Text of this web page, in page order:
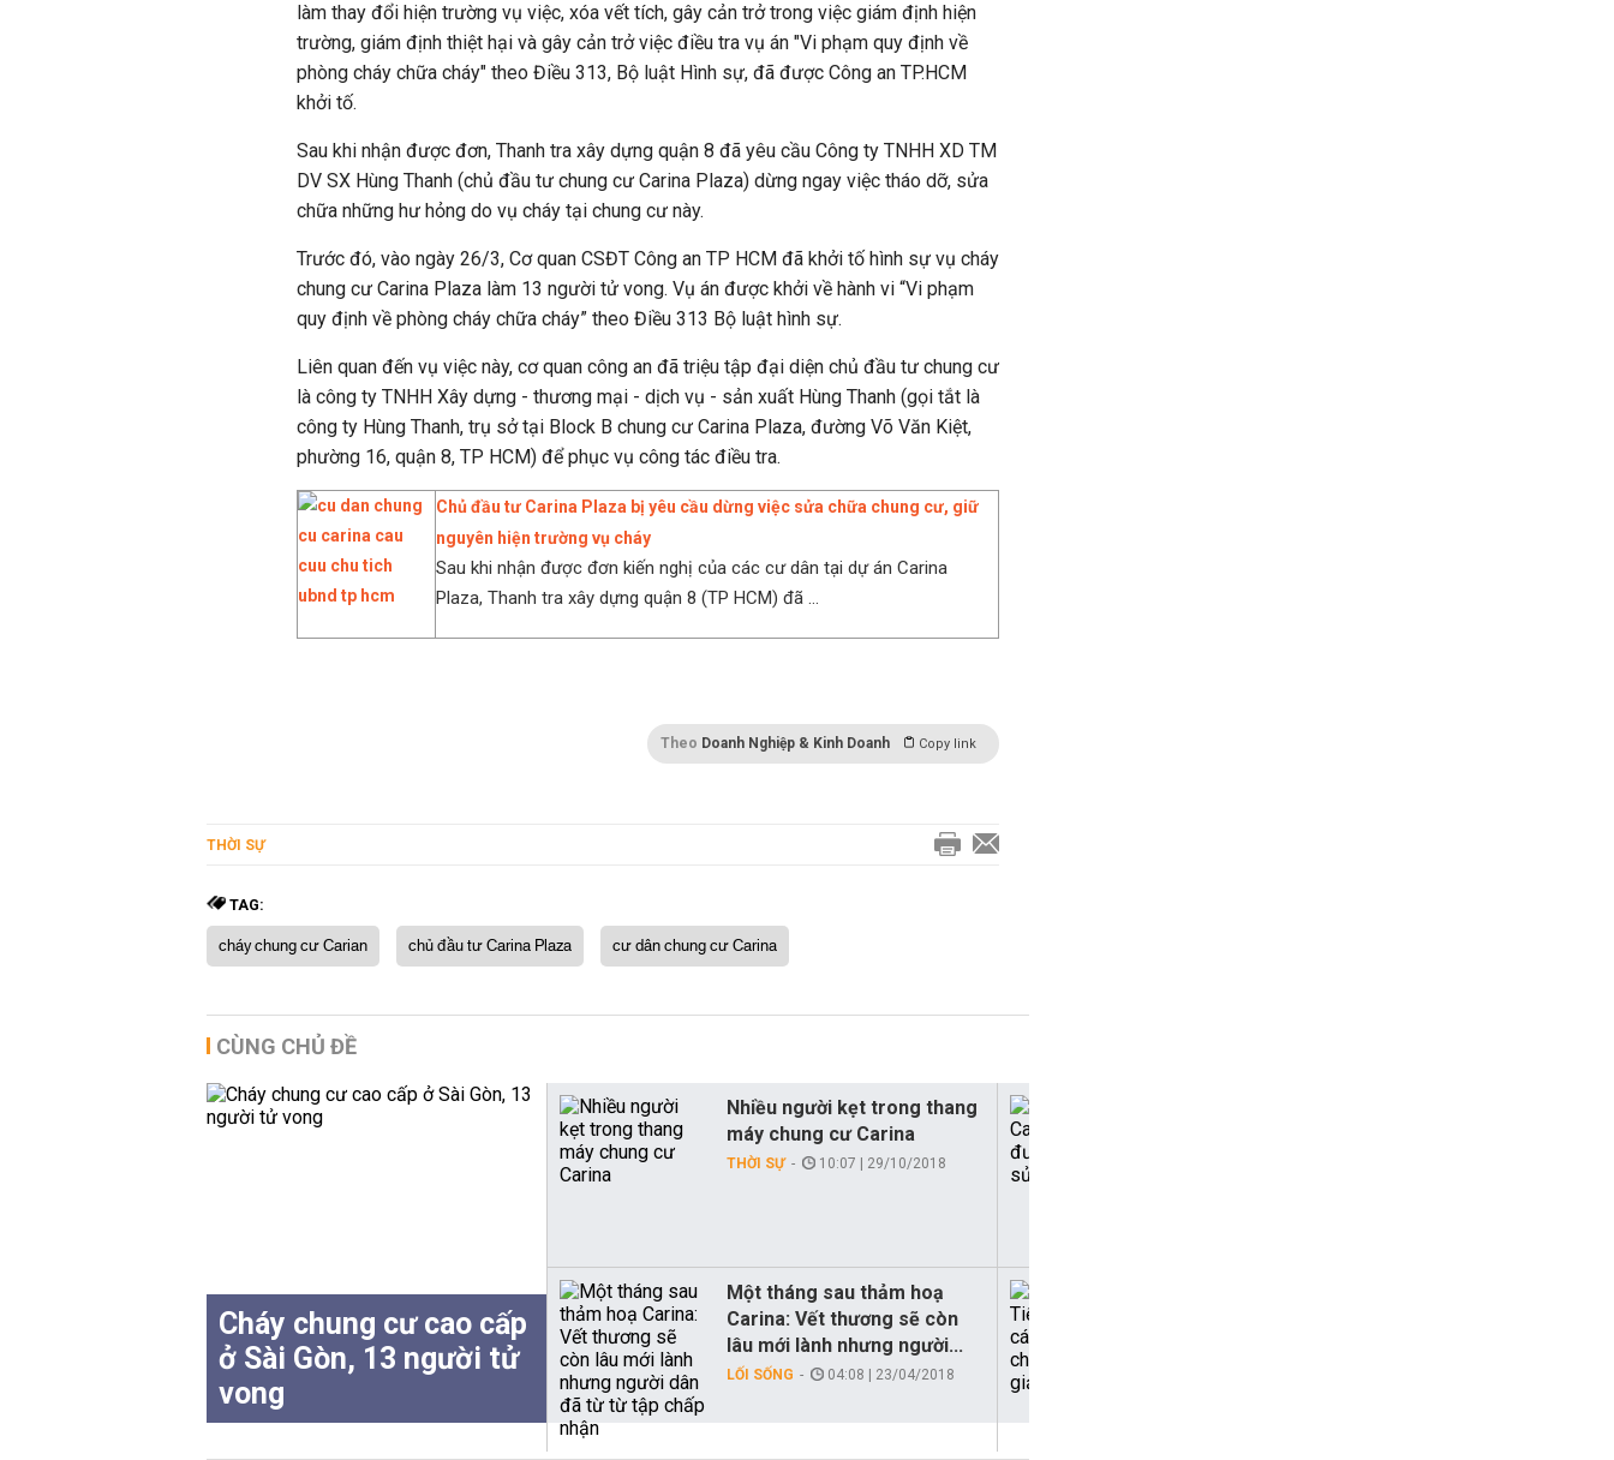
làm thay đổi hiện trường vụ việc, xóa vết tích, gây cản trở trong việc giám định hiện
trường, giám định thiệt hại và gây cản trở việc điều tra vụ án "Vi phạm quy định về
phòng cháy chữa cháy" theo Điều 313, Bộ luật Hình sự, đã được Công an TP.HCM
khởi tố.
Sau khi nhận được đơn, Thanh tra xây dựng quận 8 đã yêu cầu Công ty TNHH XD TM
DV SX Hùng Thanh (chủ đầu tư chung cư Carina Plaza) dừng ngay việc tháo dỡ, sửa
chữa những hư hỏng do vụ cháy tại chung cư này.
Trước đó, vào ngày 26/3, Cơ quan CSĐT Công an TP HCM đã khởi tố hình sự vụ cháy
chung cư Carina Plaza làm 13 người tử vong. Vụ án được khởi về hành vi “Vi phạm
quy định về phòng cháy chữa cháy” theo Điều 313 Bộ luật hình sự.
Liên quan đến vụ việc này, cơ quan công an đã triệu tập đại diện chủ đầu tư chung cư
là công ty TNHH Xây dựng - thương mại - dịch vụ - sản xuất Hùng Thanh (gọi tắt là
công ty Hùng Thanh, trụ sở tại Block B chung cư Carina Plaza, đường Võ Văn Kiệt,
phường 16, quận 8, TP HCM) để phục vụ công tác điều tra.
Chủ đầu tư Carina Plaza bị yêu cầu dừng việc sửa chữa chung cư, giữ
nguyên hiện trường vụ cháy
Sau khi nhận được đơn kiến nghị của các cư dân tại dự án Carina
Plaza, Thanh tra xây dựng quận 8 (TP HCM) đã ...
Theo Doanh Nghiệp & Kinh Doanh Copy link
THỜI SỰ
TAG:
cháy chung cư Carian chủ đầu tư Carina Plaza cư dân chung cư Carina
CÙNG CHỦ ĐỀ
Cháy chung cư cao cấp
ở Sài Gòn, 13 người tử
vong
Nhiều người kẹt trong thang
máy chung cư Carina
THỜI SỰ 10:07 | 29/10/2018
Một tháng sau thảm hoạ
Carina: Vết thương sẽ còn
lâu mới lành nhưng người...
LỐI SỐNG 04:08 | 23/04/2018